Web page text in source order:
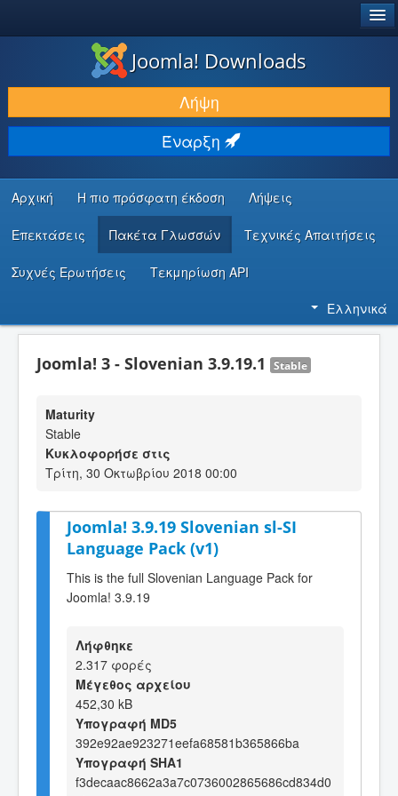
ΛΉΨΕΙΣ & ΕΠΕΚΤΆΣΕΙΣ
ΕΎΡΕΣΗ & ΜΆΘΗΣΗ
ΚΟΙΝΌΤΗΤΑ & ΥΠΟΣΤΉΡΙΞΗ
ΠΌΡΟΙ ΠΡΟΓΡΑΜΜΑΤΙΣΤΏΝ
Joomla! Downloads
Λήψη
Έναρξη
Αρχική Η πιο πρόσφατη έκδοση Λήψεις
Επεκτάσεις Πακέτα Γλωσσών Τεχνικές Απαιτήσεις
Συχνές Ερωτήσεις Τεκμηρίωση API
Ελληνικά
Joomla! 3 - Slovenian 3.9.19.1 Stable
Maturity
Stable
Κυκλοφορήσε στις
Τρίτη, 30 Οκτωβρίου 2018 00:00
Joomla! 3.9.19 Slovenian sl-SI
Language Pack (v1)
This is the full Slovenian Language Pack for
Joomla! 3.9.19
Λήφθηκε
2.317 φορές
Μέγεθος αρχείου
452,30 kB
Υπογραφή MD5
392e92ae923271eefa68581b365866ba
Υπογραφή SHA1
f3decaac8662a3a7c0736002865686cd834d0